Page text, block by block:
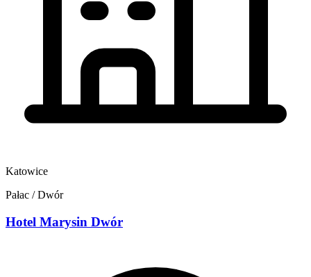
Katowice
Pałac / Dwór
Hotel Marysin Dwór